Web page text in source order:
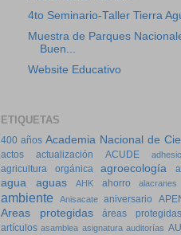
4to Seminario-Taller Tierra
Muestra de Parques
Buen...
Website Educativo
ETIQUETAS
400 años Academia Nacional de
actos actualización ACUDE
agricultura orgánica agroecología
agua
aguas AHK ahorro alacranes
ambiente Anisacate aniversario
Areas protegidas
áreas protegidas
artículos asamblea asignatura auditorías